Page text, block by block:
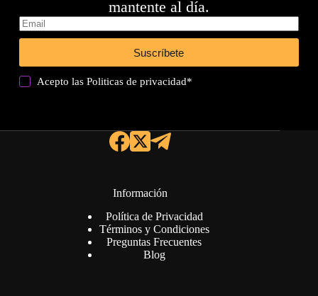
mantente al día.
Suscríbete
Acepto lasPoliticas de privacidad*
Información
Política de Privacidad
Términos y Condiciones
Preguntas Frecuentes
Blog